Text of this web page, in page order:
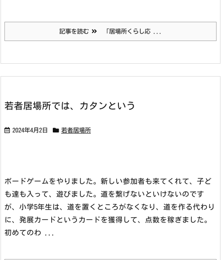
記事を読む 「居場所くらし応 ...
若者居場所では、カタンという
2024年4月2日 若者居場所
ボードゲームをやりました。新しい参加者も来てくれて、子ど
も達も入って、遊びました。道を繋げないといけないのです
が、小学5年生は、道を置くところがなくなり、道を作る代わり
に、発展カードというカードを獲得して、点数を稼ぎました。
初めてのわ ...